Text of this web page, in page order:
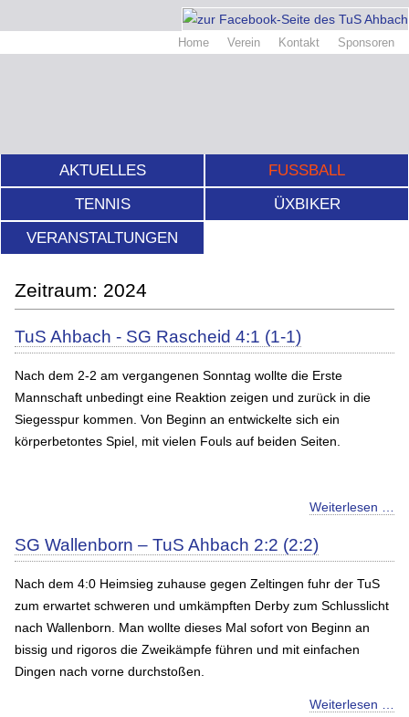
Home Verein Kontakt Sponsoren
AKTUELLES
FUSSBALL
TENNIS
ÜXBIKER
VERANSTALTUNGEN
2024
TuS Ahbach - SG Rascheid 4:1 (1-1)
Nach dem 2-2 am vergangenen Sonntag wollte die Erste
Mannschaft unbedingt eine Reaktion zeigen und zurück in die
Siegesspur kommen. Von Beginn an entwickelte sich ein
körperbetontes Spiel, mit vielen Fouls auf beiden Seiten.
Weiterlesen …
SG Wallenborn – TuS Ahbach 2:2 (2:2)
Nach dem 4:0 Heimsieg zuhause gegen Zeltingen fuhr der TuS
zum erwartet schweren und umkämpften Derby zum Schlusslicht
nach Wallenborn. Man wollte dieses Mal sofort von Beginn an
bissig und rigoros die Zweikämpfe führen und mit einfachen
Dingen nach vorne durchstoßen.
Weiterlesen …